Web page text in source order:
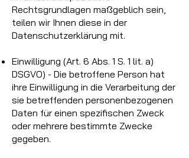
Rechtsgrundlagen maßgeblich sein,
teilen wir Ihnen diese in der
Datenschutzerklärung mit.
Einwilligung (Art. 6 Abs. 1 S. 1 lit. a)
DSGVO) - Die betroffene Person hat
ihre Einwilligung in die Verarbeitung der
sie betreffenden personenbezogenen
Daten für einen spezifischen Zweck
oder mehrere bestimmte Zwecke
gegeben.